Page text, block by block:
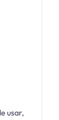
usar,